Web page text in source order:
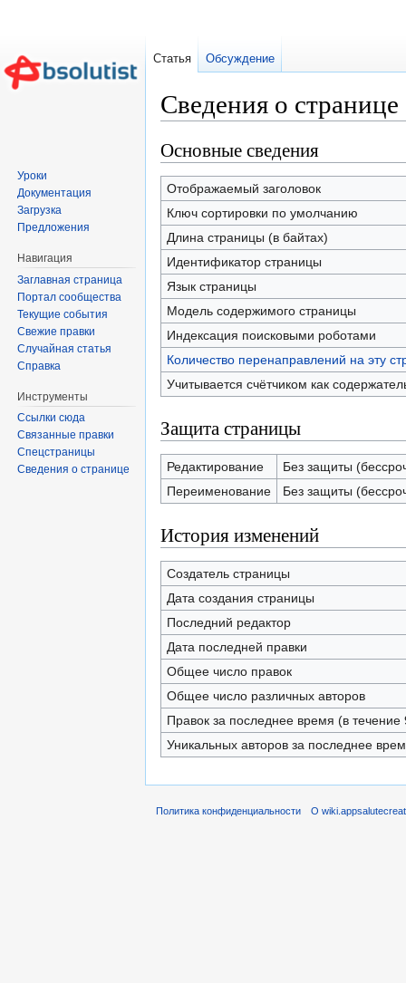
Сведения о
Основные сведения
Отображаемый заголовок
Ключ сортировки по умолчанию
Длина страницы (в байтах)
Идентификатор страницы
Язык страницы
Модель содержимого страницы
Индексация поисковыми роботами
Количество перенаправлений на эту
Учитывается счётчиком как
Защита страницы
Редактирование
Без защиты
Переименование
Без защиты
История изменений
Создатель страницы
Дата создания страницы
Последний редактор
Дата последней правки
Общее число правок
Общее число различных авторов
Правок за последнее время (в течение
Уникальных авторов за последнее
Статья Обсуждение
Уроки
Документация
Загрузка
Предложения
Навигация
Заглавная страница
Портал сообщества
Текущие события
Свежие правки
Случайная статья
Справка
Инструменты
Ссылки сюда
Связанные правки
Спецстраницы
Сведения о странице
Политика конфиденциальности О